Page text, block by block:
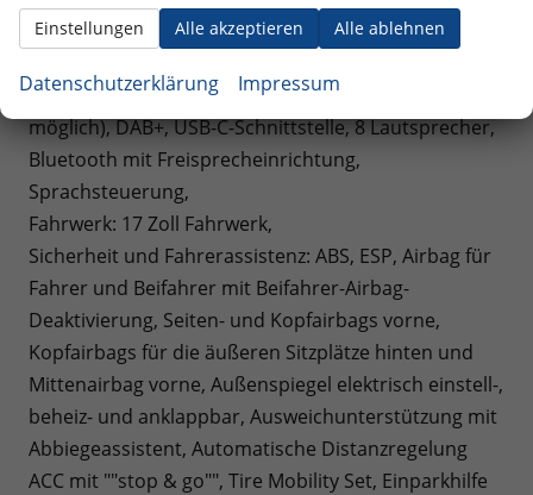
Infotainment: Radio ""Ready 2 Discover"" mit
Connect inkl. Wireless (Navigation über Smartphone
möglich), DAB+, USB-C-Schnittstelle, 8 Lautsprecher,
Bluetooth mit Freisprecheinrichtung,
Sprachsteuerung,
Fahrwerk: 17 Zoll Fahrwerk,
Sicherheit und Fahrerassistenz: ABS, ESP, Airbag für
Fahrer und Beifahrer mit Beifahrer-Airbag-
Deaktivierung, Seiten- und Kopfairbags vorne,
Kopfairbags für die äußeren Sitzplätze hinten und
Mittenairbag vorne, Außenspiegel elektrisch einstell-,
beheiz- und anklappbar, Ausweichunterstützung mit
Abbiegeassistent, Automatische Distanzregelung
ACC mit ""stop & go"", Tire Mobility Set, Einparkhilfe
Alle akzeptieren Alle ablehnen
Einstellungen
Datenschutzerklärung Impressum